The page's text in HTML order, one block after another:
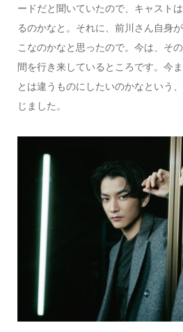
ードだと聞いていたので、キャスト
るのかなと。それに、前川さん自身
こなのかなと思ったので。今は、そ
間を行き来しているところです。今
とは違うものにしたいのかなという
じました。